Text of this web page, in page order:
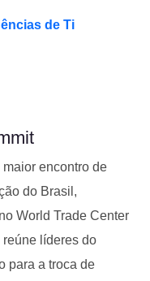
de Ti
maior encontro de
do Brasil,
World Trade Center
líderes do
para a troca de